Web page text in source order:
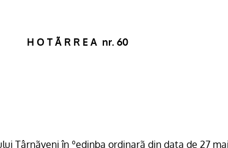
H O T Ã R R E A nr. 60
Târnãveni în ºedinþa ordinarã din data de 27